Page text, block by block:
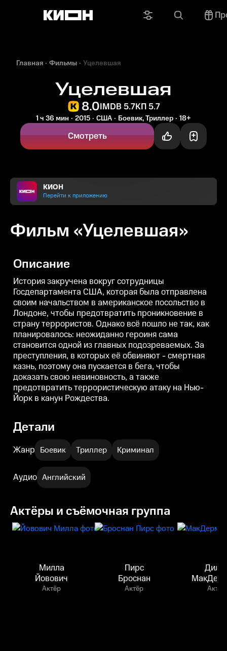
Главная Фильмы Уцелевшая
Уцелевшая
8.0IMDB 5.7КП 5.7
1 ч 36 мин 2015 США Боевик, Триллер 18+
Смотреть
КИОН
Перейти к приложению
Фильм «Уцелевшая»
Описание
История закручена вокруг сотрудницы
Госдепартамента США, которая была отправлена
своим начальством в американское посольство в
Лондоне, чтобы предотвратить проникновение в
страну террористов. Однако всё пошло не так, как
планировалось: неожиданно героиня сама
становится одной из главных подозреваемых. За
преступления, в которых её обвиняют - смертная
казнь, поэтому она пускается в бега, чтобы
доказать свою невиновность, а также
предотвратить террористическую атаку на Нью-
Йорк в канун Рождества.
Детали
Жанр Боевик Триллер Криминал
Аудио Английский
Актёры и съёмочная группа
Милла
Йовович
Актёр
Пирс
Броснан
Актёр Актёр